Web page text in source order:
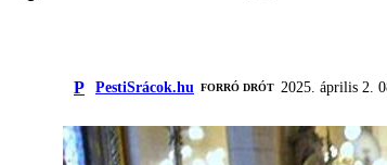
P PestiSrácok.hu FORRÓ DRÓT 2025. április 2.